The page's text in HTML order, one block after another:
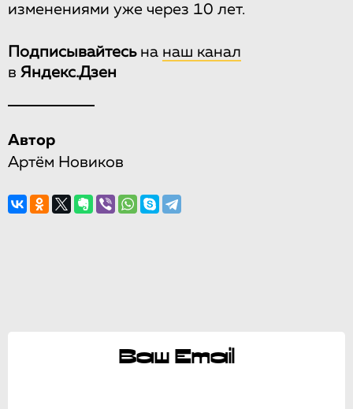
изменениями уже через 10 лет.
Подписывайтесьна наш канал
в Яндекс.Дзен
Автор
Артём Новиков
Ваш Email